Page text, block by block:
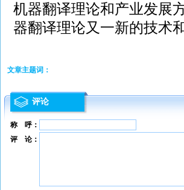
机器翻译理论和产业发展
器翻译理论又一新的技术
文章主题词：
评论
称 呼：
评 论：